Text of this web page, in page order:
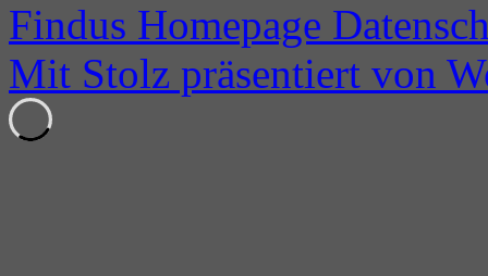
Findus Homepage
Mit Stolz präsentiert von